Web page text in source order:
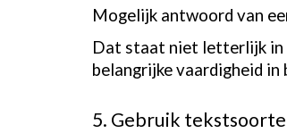
Mogelijk antwoord van
Dat staat niet letterlijk in
belangrijke vaardigheid
5. Gebruik